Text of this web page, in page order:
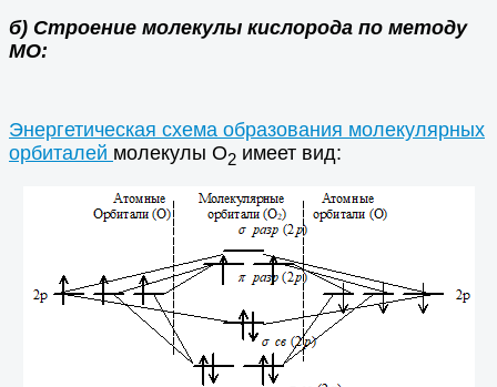
б) Строение молекулы кислорода по методу
МО:
Энергетическая схема образования молекулярных
орбиталей молекулы О2 имеет вид: